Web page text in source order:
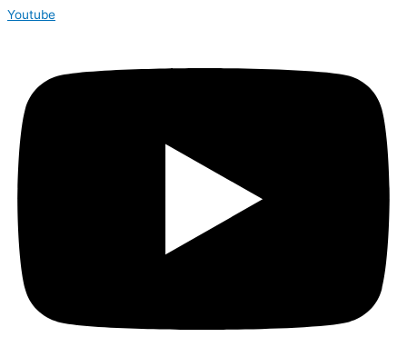
Youtube